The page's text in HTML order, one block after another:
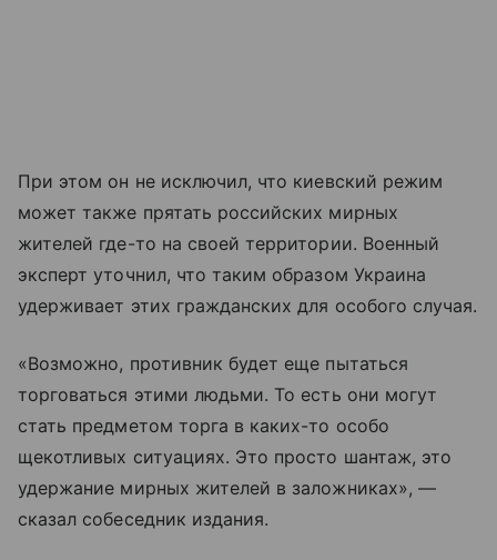
При этом он не исключил, что киевский режим
может также прятать российских мирных
жителей где-то на своей территории. Военный
эксперт уточнил, что таким образом Украина
удерживает этих гражданских для особого случая.
«Возможно, противник будет еще пытаться
торговаться этими людьми. То есть они могут
стать предметом торга в каких-то особо
щекотливых ситуациях. Это просто шантаж, это
удержание мирных жителей в заложниках», —
сказал собеседник издания.